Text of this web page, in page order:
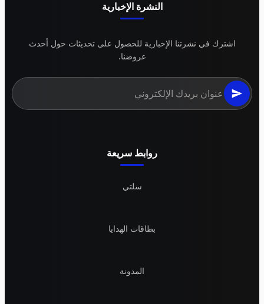
النشرة الإخبارية
اشترك في نشرتنا الإخبارية للحصول على تحديثات حول أحدث
عروضنا.
روابط سريعة
سلتي
بطاقات الهدايا
المدونة